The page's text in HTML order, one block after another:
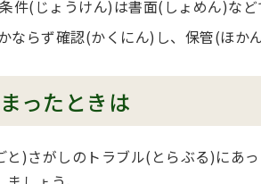
件(じょうけん)は書面(しょめん)など
ならず確認(かくにん)し、保管(ほか
ったときは
と)さがしのトラブル(とらぶる)にあ